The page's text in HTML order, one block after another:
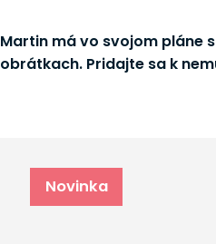
Martin má vo svojom pláne
obrátkach. Pridajte sa k
Novinka